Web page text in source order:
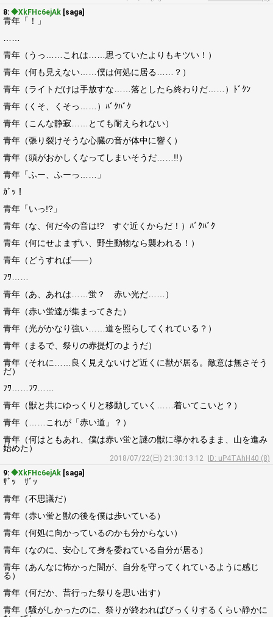
8: ◆XkFHc6ejAk [saga]
青年「！」
青年（うっ……これは……思っていたよりもキツい！）
青年（何も見えない……僕は何処に居る……？）
青年（ライトだけは手放すな……落としたら終わりだ……）ﾄﾞｸﾝ
青年（くそ、くそっ……）ﾊﾞｸﾊﾞｸ
青年（こんな静寂……とても耐えられない）
青年（張り裂けそうな心臓の音が体中に響く）
青年（頭がおかしくなってしまいそうだ……!!）
青年「ふー、ふーっ……」
ｶﾞｯ！
青年「いっ!?」
青年（な、何だ今の音は!? すぐ近くからだ！）ﾊﾞｸﾊﾞｸ
青年（何にせよまずい、野生動物なら襲われる！）
青年（どうすれば――）
ﾌﾜ……
青年（あ、あれは……蛍？ 赤い光だ……）
青年（赤い蛍達が集まってきた）
青年（光がかなり強い……道を照らしてくれている？）
青年（まるで、祭りの赤提灯のようだ）
青年（それに……良く見えないけど近くに獣が居る。敵意は無さそう
だ）
ﾌﾜ……ﾌﾜ……
青年（獣と共にゆっくりと移動していく……着いてこいと？）
青年（……これが「赤い道」？）
青年（何はともあれ、僕は赤い蛍と謎の獣に導かれるまま、山を進み
始めた）
2018/07/22(日) 21:30:13.12
ID: uP4TAhH40 (8)
9: ◆XkFHc6ejAk [saga]
ｻﾞｯ ｻﾞｯ
青年（不思議だ）
青年（赤い蛍と獣の後を僕は歩いている）
青年（何処に向かっているのかも分からない）
青年（なのに、安心して身を委ねている自分が居る）
青年（あんなに怖かった闇が、自分を守ってくれているように感じ
る）
青年（何だか、昔行った祭りを思い出す）
青年（騒がしかったのに、祭りが終わればびっくりするくらい静かに